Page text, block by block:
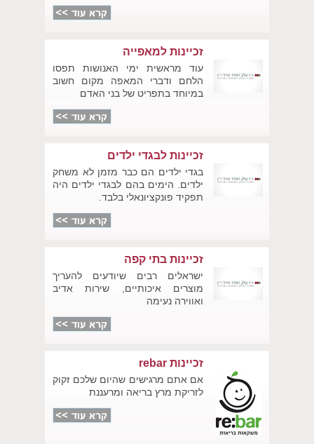
זכיינות למאפייה
עוד מראשית ימי האנושות תפסו
הלחם ודברי המאפה מקום חשוב
במיוחד בתפריט של בני האדם
זכיינות לבגדי ילדים
בגדי ילדים הם כבר מזמן לא משחק
ילדים. הימים בהם לבגדי ילדים היה
תפקיד פונקציונאלי בלבד.
זכיינות בתי קפה
ישראלים רבים שיודעים להעריך
מוצרים איכותיים, שירות אדיב
ואווירה נעימה
זכיינות rebar
אם אתם מרגישים שהיום שלכם זקוק
לזריקת מרץ בריאה ומרעננת